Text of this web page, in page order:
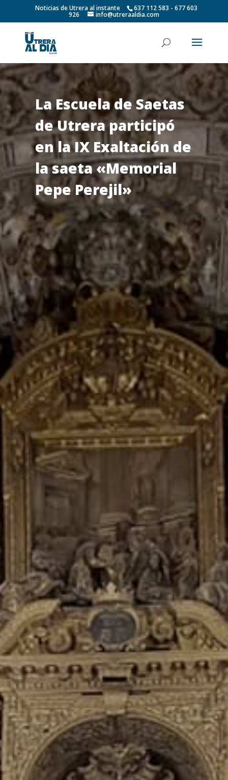
Noticias de Utrera al instante 637 112 583 - 677 603
926 info@utreraaldia.com
La Escuela de Saetas
de Utrera participó
en la IX Exaltación de
la saeta «Memorial
Pepe Perejil»